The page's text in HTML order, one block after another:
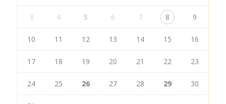
3 4 5 6 7 8 9
10 11 12 13 14 15 16
17 18 19 20 21 22 23
24 25 26 27 28 29 30